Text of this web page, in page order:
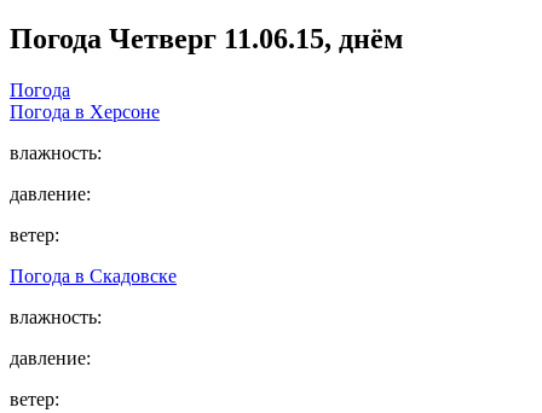
Погода Четверг 11.06.15, днём
Погода
Погода в Херсоне
влажность:
давление:
ветер:
Погода в Скадовске
влажность:
давление:
ветер: